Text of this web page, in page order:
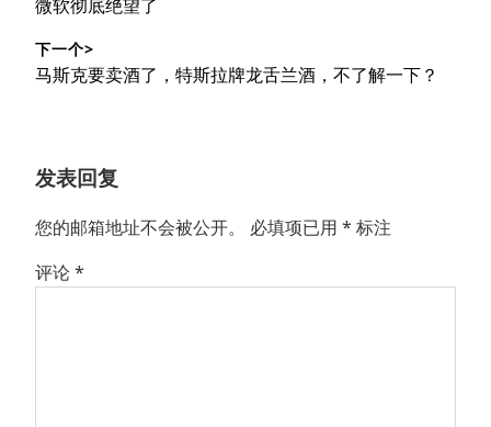
导
航
章：
微软彻底绝望了
下一个>
下
马斯克要卖酒了，特斯拉牌龙舌兰酒，不了解一下？
发表回复
您的邮箱地址不会被公开。 必填项已用 * 标注
评论*